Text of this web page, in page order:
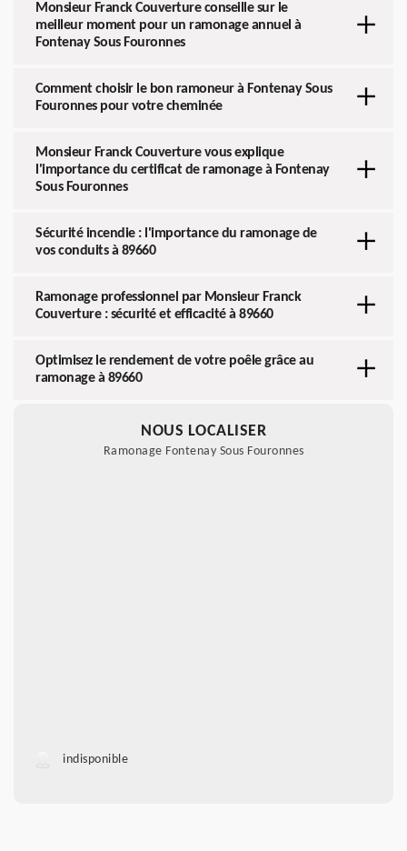
Monsieur Franck Couverture conseille sur le
meilleur moment pour un ramonage annuel à
Fontenay Sous Fouronnes
Comment choisir le bon ramoneur à Fontenay Sous
Fouronnes pour votre cheminée
Monsieur Franck Couverture vous explique
l'importance du certificat de ramonage à Fontenay
Sous Fouronnes
Sécurité incendie : l'importance du ramonage de
vos conduits à 89660
Ramonage professionnel par Monsieur Franck
Couverture : sécurité et efficacité à 89660
Optimisez le rendement de votre poêle grâce au
ramonage à 89660
NOUS LOCALISER
Ramonage Fontenay Sous Fouronnes
indisponible